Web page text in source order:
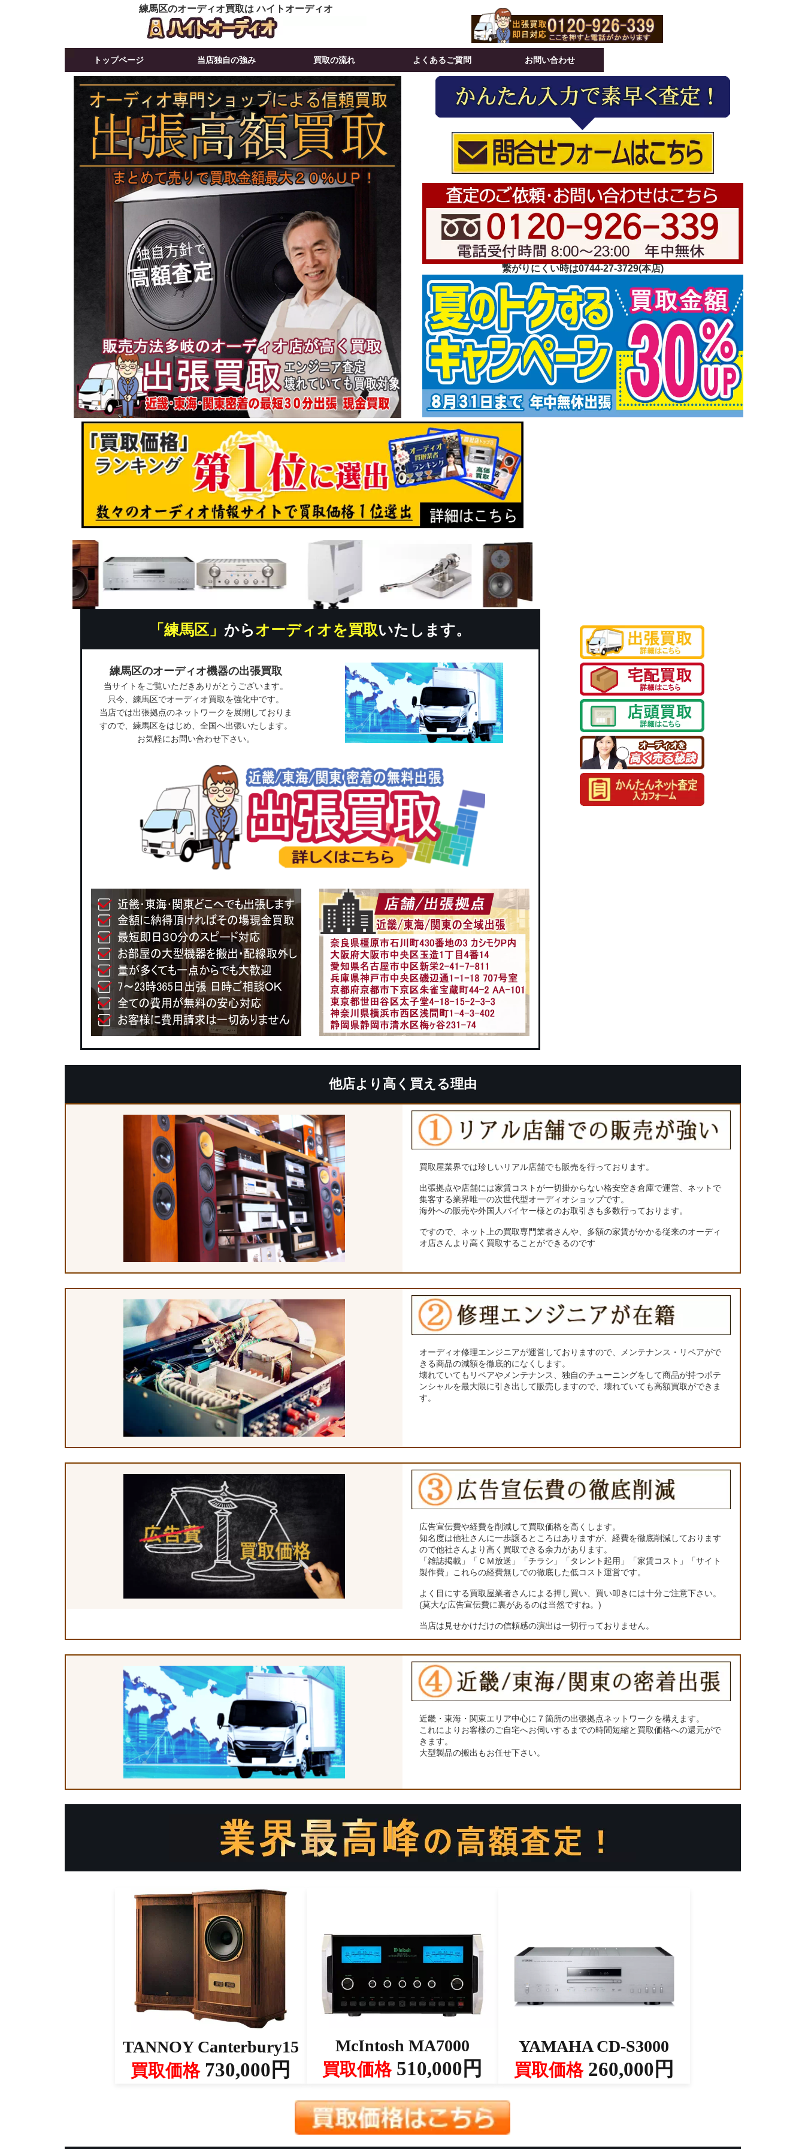
練馬区のオーディオ買取は ハイトオーディオ
繋がりにくい時は0744-27-3729(本店)
「練馬区」 からオーディオを買取いたします。
練馬区のオーディオ機器の出張買取
当サイトをご覧いただきありがとうございます。
只今、練馬区でオーディオ買取を強化中です。
当店では出張拠点のネットワークを展開しておりま
すので、練馬区をはじめ、全国へ出張いたします。
お気軽にお問い合わせ下さい。
トップページ 当店独自の強み 買取の流れ よくあるご質問 お問い合わせ
他店より高く買える理由
買取屋業界では珍しいリアル店舗でも販売を行っております。
出張拠点や店舗には家賃コストが一切掛からない格安空き倉庫で運営、ネットで
集客する業界唯一の次世代型オーディオショップです。
海外への販売や外国人バイヤー様とのお取引きも多数行っております。
ですので、ネット上の買取専門業者さんや、多額の家賃がかかる従来のオーディ
オ店さんより高く買取することができるのです
オーディオ修理エンジニアが運営しておりますので、メンテナンス・リペアがで
きる商品の減額を徹底的になくします。
壊れていてもリペアやメンテナンス、独自のチューニングをして商品が持つポテ
ンシャルを最大限に引き出して販売しますので、壊れていても高額買取ができま
す。
広告宣伝費や経費を削減して買取価格を高くします。
知名度は他社さんに一歩譲るところはありますが、経費を徹底削減しております
ので他社さんより高く買取できる余力があります。
「雑誌掲載」「ＣＭ放送」「チラシ」「タレント起用」「家賃コスト」「サイト
製作費」これらの経費無しでの徹底した低コスト運営です。
よく目にする買取屋業者さんによる押し買い、買い叩きには十分ご注意下さい。
(莫大な広告宣伝費に裏があるのは当然ですね。)
当店は見せかけだけの信頼感の演出は一切行っておりません。
近畿・東海・関東エリア中心に７箇所の出張拠点ネットワークを構えます。
これによりお客様のご自宅へお伺いするまでの時間短縮と買取価格への還元がで
きます。
大型製品の搬出もお任せ下さい。
TANNOY Canterbury15
買取価格730,000円
McIntosh MA7000
買取価格510,000円
YAMAHA CD-S3000
買取価格260,000円